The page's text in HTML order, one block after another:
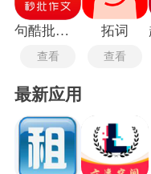
句酷批改网手机版
查看
拓词
查看
最新应用